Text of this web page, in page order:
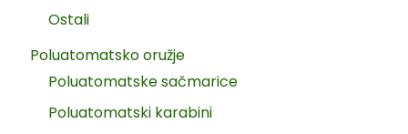
Ostali
Poluatomatsko oružje
Poluatomatske sačmarice
Poluatomatski karabini